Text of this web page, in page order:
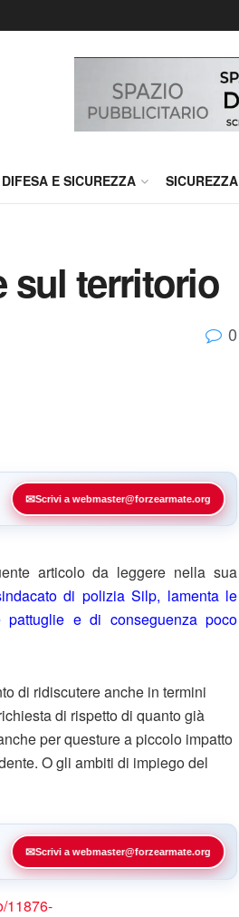
DIFESA E SICUREZZA SICUREZZA
sul territorio
0
✉Scrivi a webmaster@forzearmate.org
articolo da leggere nella sua
di polizia Silp, lamenta le
e di conseguenza poco
di ridiscutere anche in termini
di rispetto di quanto già
per questure a piccolo impatto
O gli ambiti di impiego del
✉Scrivi a webmaster@forzearmate.org
11876-